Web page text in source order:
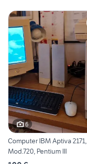
6
Computer IBM Aptiva 2171,
Mod.720, Pentium III